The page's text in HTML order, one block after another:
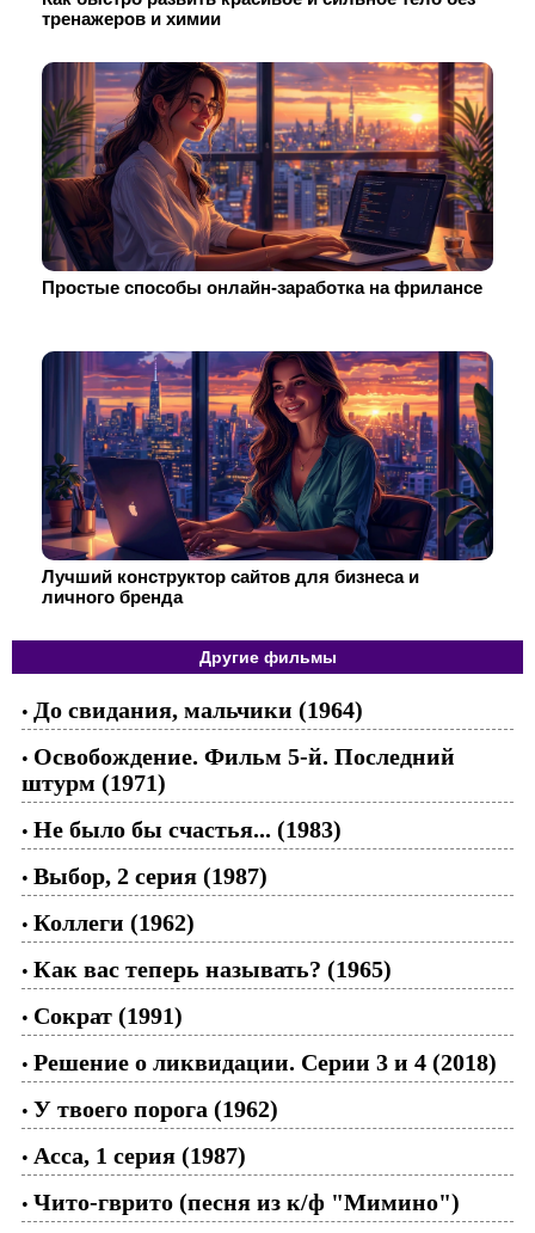
тренажеров и химии
Простые способы онлайн-заработка на фрилансе
Лучший конструктор сайтов для бизнеса и
личного бренда
Другие фильмы
• До свидания, мальчики (1964)
• Освобождение. Фильм 5-й. Последний
штурм (1971)
• Не было бы счастья... (1983)
• Выбор, 2 серия (1987)
• Коллеги (1962)
• Как вас теперь называть? (1965)
• Сократ (1991)
• Решение о ликвидации. Серии 3 и 4 (2018)
• У твоего порога (1962)
• Асса, 1 серия (1987)
• Чито-гврито (песня из к/ф "Мимино")